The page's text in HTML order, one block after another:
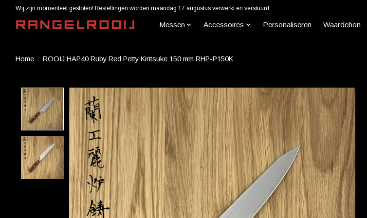
Wij zijn momenteel gesloten! Bestellingen worden maandag 17 augustus verwerkt en verstuurd.
Messen Accessoires Personaliseren Waardebon
Home / ROOIJ HAP40 Ruby Red Petty Kiritsuke 150 mm RHP-P150K
Product image slideshow Items